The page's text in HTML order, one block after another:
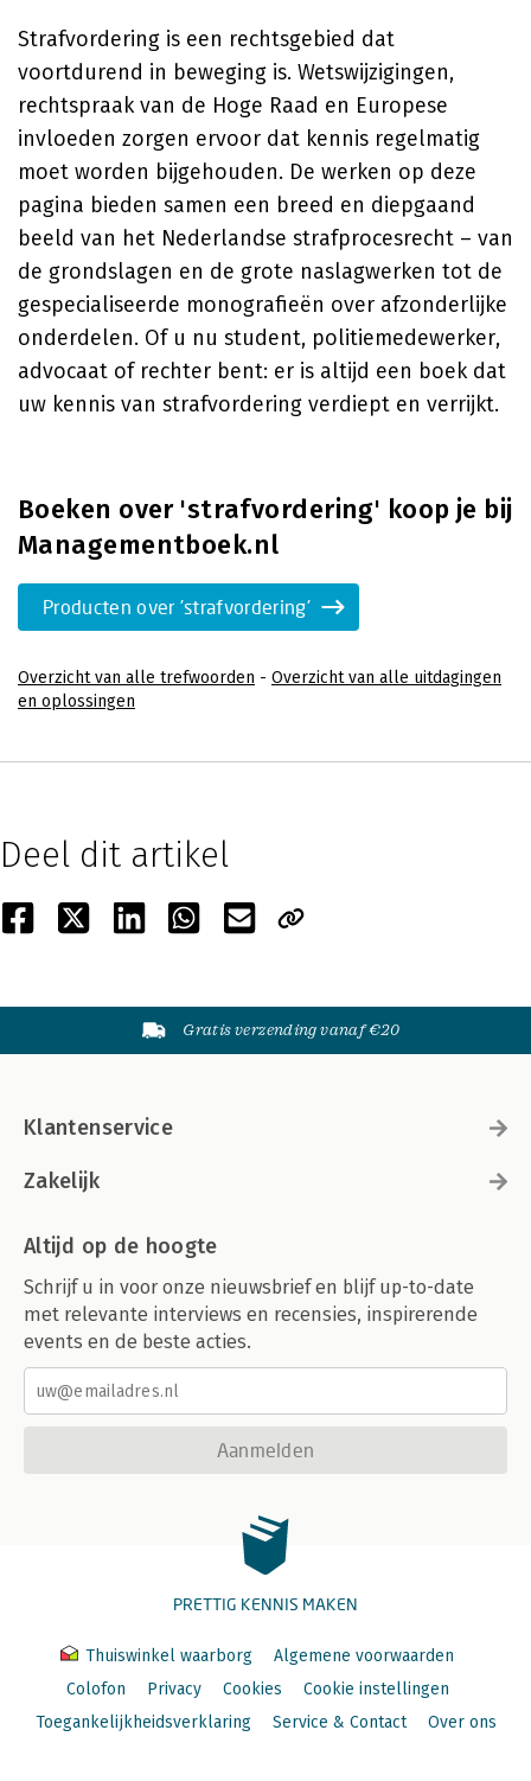
Strafvordering is een rechtsgebied dat
voortdurend in beweging is. Wetswijzigingen,
rechtspraak van de Hoge Raad en Europese
invloeden zorgen ervoor dat kennis regelmatig
moet worden bijgehouden. De werken op deze
pagina bieden samen een breed en diepgaand
beeld van het Nederlandse strafprocesrecht – van
de grondslagen en de grote naslagwerken tot de
gespecialiseerde monografieën over afzonderlijke
onderdelen. Of u nu student, politiemedewerker,
advocaat of rechter bent: er is altijd een boek dat
uw kennis van strafvordering verdiept en verrijkt.
Boeken over 'strafvordering' koop je bij
Managementboek.nl
Producten over 'strafvordering'
Overzicht van alle trefwoorden - Overzicht van alle uitdagingen
en oplossingen
Deel dit artikel
Gratis verzending vanaf €20
Klantenservice
Zakelijk
Altijd op de hoogte
Schrijf u in voor onze nieuwsbrief en blijf up-to-date
met relevante interviews en recensies, inspirerende
events en de beste acties.
Aanmelden
PRETTIG KENNIS MAKEN
Thuiswinkel waarborg
Algemene voorwaarden
Colofon
Privacy Cookies
Cookie instellingen
Toegankelijkheidsverklaring
Service & Contact Over ons